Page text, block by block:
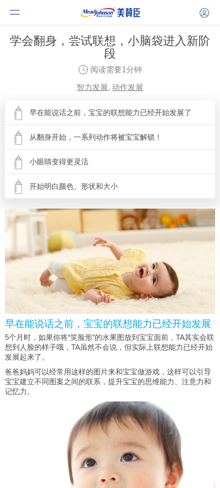
学会翻身，尝试联想，小脑袋进入新阶
段
阅读需要1分钟
智力发展, 动作发展
早在能说话之前，宝宝的联想能力已经开始发展了
从翻身开始，一系列动作将被宝宝解锁！
小眼睛变得更灵活
开始明白颜色、形状和大小
早在能说话之前，宝宝的联想能力已经开始发展
5个月时，如果你将“笑脸形”的水果图放到宝宝面前，TA其实会联
想到人脸的样子哦，TA虽然不会说，但实际上联想能力已经开始
发展起来了。
爸爸妈妈可以经常用这样的图片来和宝宝做游戏，这样可以引导
宝宝建立不同图案之间的联系，提升宝宝的思维能力、注意力和
记忆力。